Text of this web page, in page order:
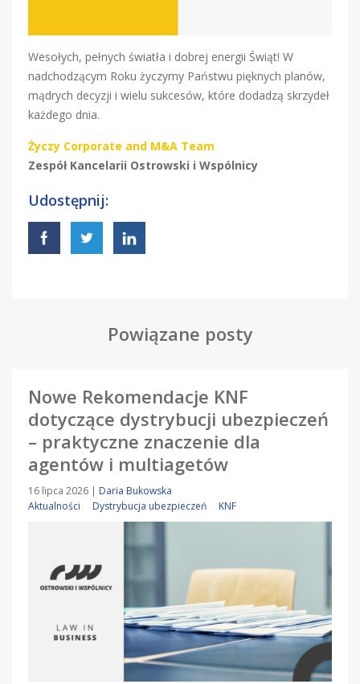
Wesołych, pełnych światła i dobrej energii Świąt! W
nadchodzącym Roku życzymy Państwu pięknych planów,
mądrych decyzji i wielu sukcesów, które dodadzą skrzydeł
każdego dnia.
Życzy Corporate and M&A Team
Zespół Kancelarii Ostrowski i Wspólnicy
Udostępnij:
Powiązane posty
Nowe Rekomendacje KNF
dotyczące dystrybucji ubezpieczeń
– praktyczne znaczenie dla
agentów i multiagetów
16 lipca 2026 | Daria Bukowska
Aktualności
Dystrybucja ubezpieczeń KNF